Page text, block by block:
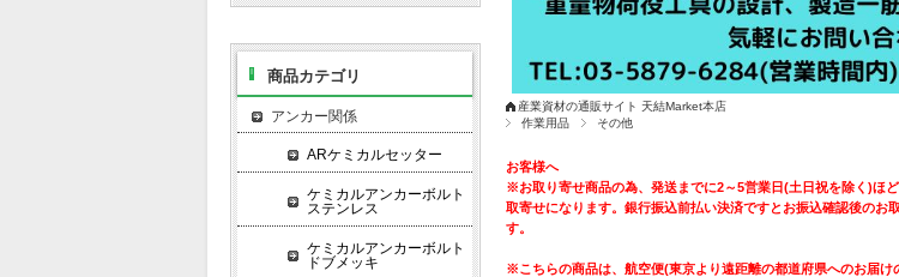
産業資材の通販サイト 天結Market本店
作業用品
その他
お客様へ
※お取り寄せ商品の為、発送までに2～5営業日(土日祝を除く)ほ
取寄せになります。銀行振込前払い決済ですとお振込確認後のお
す。
※こちらの商品は、航空便(東京より遠距離の都道府県へのお届
商品カテゴリ
アンカー関係
ARケミカルセッター
ケミカルアンカーボルト
ステンレス
ケミカルアンカーボルト
ドブメッキ